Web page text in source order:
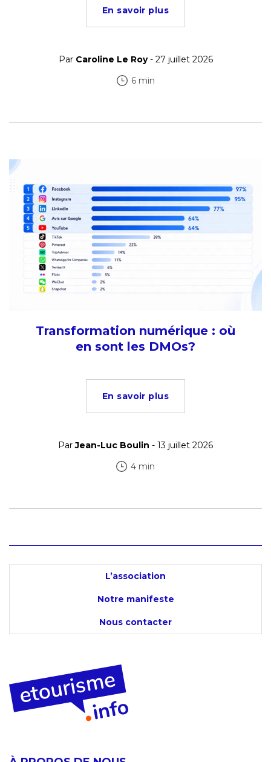
En savoir plus
Par Caroline Le Roy- 27 juillet 2026
6 min
Transformation numérique : où
en sont les DMOs?
En savoir plus
ParJean-Luc Boulin - 13 juillet 2026
4 min
L’association
Notre manifeste
Nous contacter